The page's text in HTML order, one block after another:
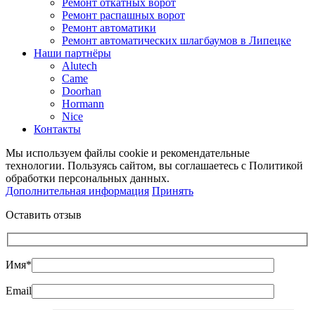
Ремонт откатных ворот
Ремонт распашных ворот
Ремонт автоматики
Ремонт автоматических шлагбаумов в Липецке
Наши партнёры
Alutech
Came
Doorhan
Hormann
Nice
Контакты
Мы используем файлы cookie и рекомендательные
технологии. Пользуясь сайтом, вы соглашаетесь с Политикой
обработки персональных данных.
Дополнительная информация Принять
Оставить отзыв
Имя*
Email